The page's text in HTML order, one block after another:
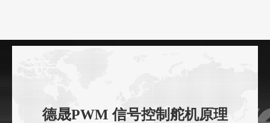
德晟PWM 信号控制舵机原理